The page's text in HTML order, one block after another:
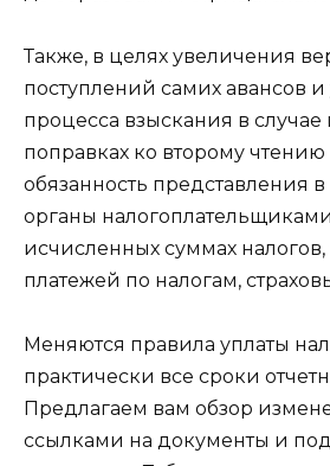
Также, в целях увеличения
поступлений самих авансов
процесса взыскания в случае
поправках ко второму
обязанность представления
органы
исчисленных суммах налогов,
платежей по налогам,
Меняются правила уплаты
практически все сроки
Предлагаем вам обзор
ссылками на документы и